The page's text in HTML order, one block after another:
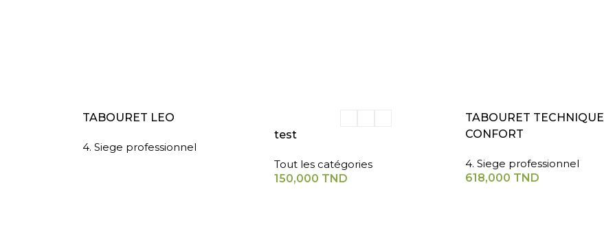
LIRE LA SUITE
TABOURET LEO
4. Siege professionnel
test
Tout les catégories
150,000 TND
AJOUTER AU PANIER
TABOURET TECHNIQUE
CONFORT
4. Siege professionnel
618,000 TND